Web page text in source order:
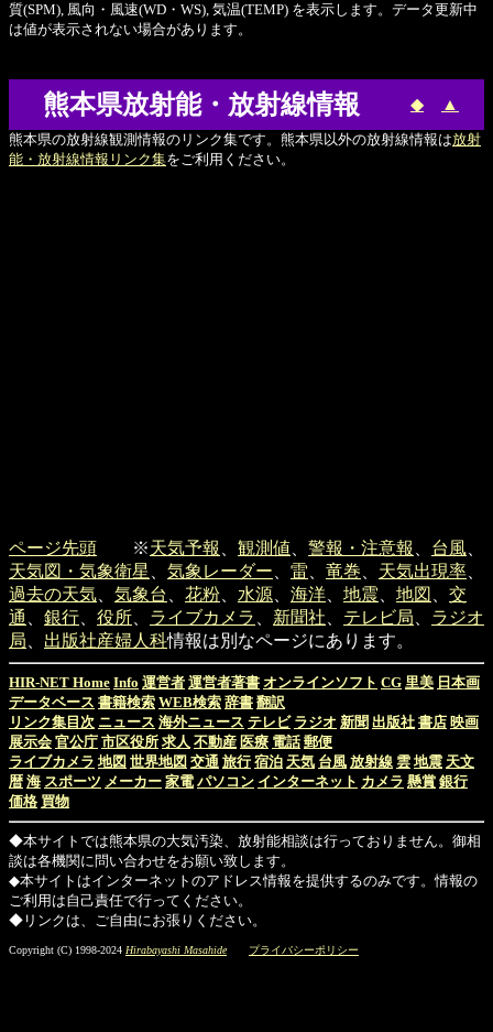
質(SPM), 風向・風速(WD・WS), 気温(TEMP) を表示します。データ更新中
は値が表示されない場合があります。
熊本県放射能・放射線情報 ◆ ▲
熊本県の放射線観測情報のリンク集です。熊本県以外の放射線情報は放射
能・放射線情報リンク集をご利用ください。
ページ先頭 ※天気予報 観測値 警報・注意報 台風
天気図・気象衛星
気象レーダー 雷 竜巻 天気出現率
過去の天気
気象台 花粉 水源 海洋 地震 地図
交
通
銀行 役所 ライブカメラ 新聞社 テレビ局
ラジオ
局
出版社産婦人科情報は別なページにあります。
HIR-NET Home Info 運営者 運営者著書 オンラインソフト CG 里美 日本画
データベース 書籍検索 WEB検索 辞書 翻訳
リンク集目次 ニュース 海外ニュース テレビ ラジオ 新聞 出版社 書店 映画
展示会 官公庁 市区役所 求人 不動産 医療 電話 郵便
ライブカメラ 地図 世界地図 交通 旅行 宿泊 天気 台風 放射線 雲 地震 天文
暦 海 スポーツ メーカー 家電 パソコン インターネット カメラ 懸賞 銀行
価格 買物
◆本サイトでは熊本県の大気汚染、放射能相談は行っておりません。御相
談は各機関に問い合わせをお願い致します。
◆本サイトはインターネットのアドレス情報を提供するのみです。情報の
ご利用は自己責任で行ってください。
◆リンクは、ご自由にお張りください。
Copyright (C) 1998-2024 Hirabayashi Masahide プライバシーポリシー